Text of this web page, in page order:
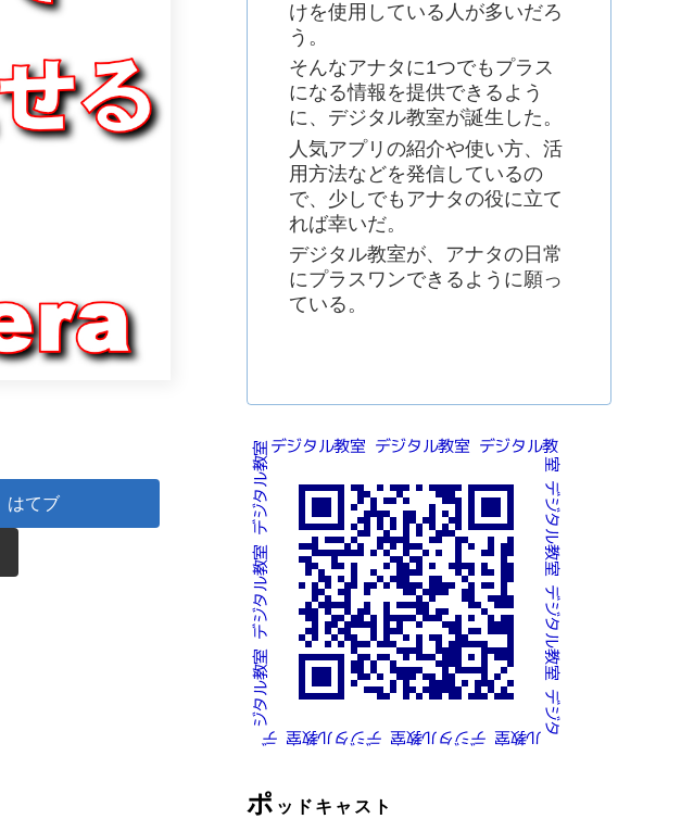
はてブ
けを使用している人が多いだろ
う。
そんなアナタに1つでもプラス
になる情報を提供できるよう
に、デジタル教室が誕生した。
人気アプリの紹介や使い方、活
用方法などを発信しているの
で、少しでもアナタの役に立て
れば幸いだ。
デジタル教室が、アナタの日常
にプラスワンできるように願っ
ている。
ポ ッドキャスト